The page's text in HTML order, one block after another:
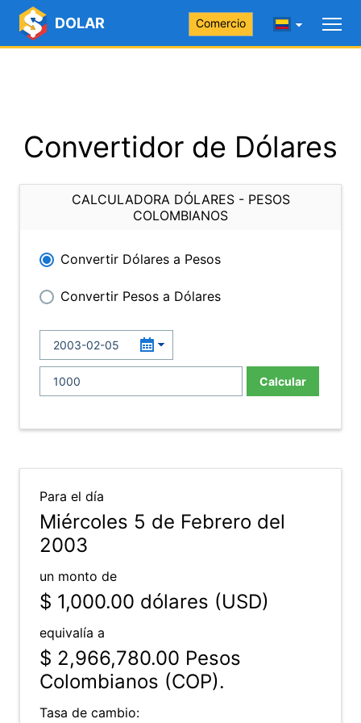
DOLAR Comercio
Convertidor de Dólares
CALCULADORA DÓLARES - PESOS
COLOMBIANOS
Convertir Dólares a Pesos
Convertir Pesos a Dólares
Calcular
Para el día
Miércoles 5 de Febrero del
2003
un monto de
$ 1,000.00 dólares (USD)
equivalía a
$ 2,966,780.00 Pesos
Colombianos (COP).
Tasa de cambio: